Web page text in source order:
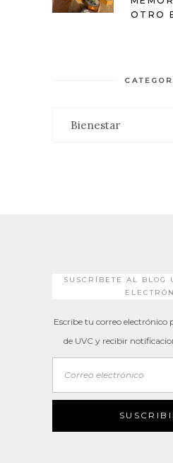
OTRO
SUSCRÍBETE AL BLOG
Escribe tu correo electrónico
de UVC y recibir